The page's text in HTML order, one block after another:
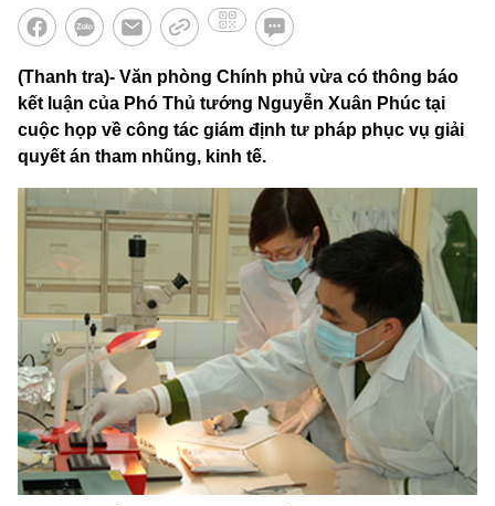
(Thanh tra)- Văn phòng Chính phủ vừa có thông báo
kết luận của Phó Thủ tướng Nguyễn Xuân Phúc tại
cuộc họp về công tác giám định tư pháp phục vụ giải
quyết án tham nhũng, kinh tế.